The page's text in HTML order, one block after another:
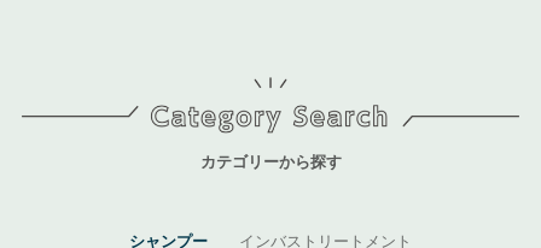
カテゴリーから探す
シャンプー インバストリートメント